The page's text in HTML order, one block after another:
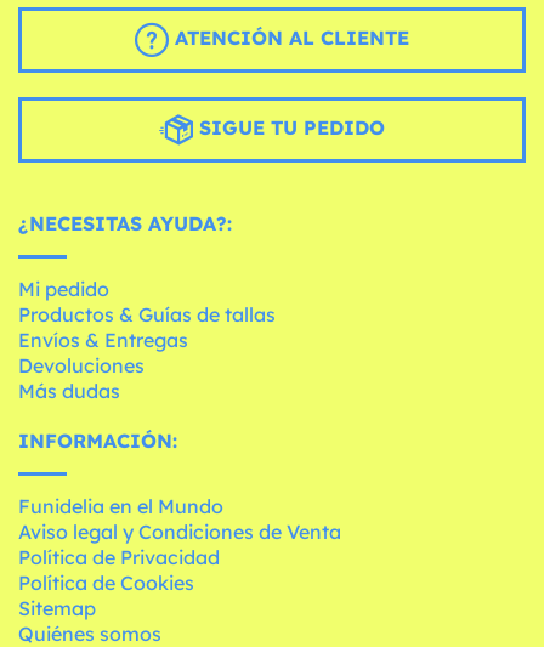
ATENCIÓN AL CLIENTE
SIGUE TU PEDIDO
¿NECESITAS AYUDA?:
Mi pedido
Productos & Guías de tallas
Envíos & Entregas
Devoluciones
Más dudas
INFORMACIÓN:
Funidelia en el Mundo
Aviso legal y Condiciones de Venta
Política de Privacidad
Política de Cookies
Sitemap
Quiénes somos